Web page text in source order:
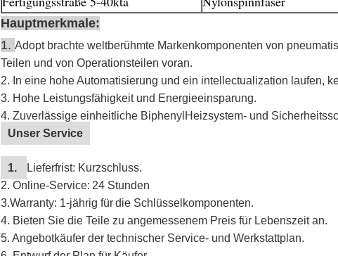
Hauptmerkmale:
1. Adopt brachte weltberühmte Markenkomponenten von
Teilen und von Operationsteilen voran.
2. In eine hohe Automatisierung und ein intellectualization laufen,
3. Hohe Leistungsfähigkeit und Energieeinsparung.
4. Zuverlässige einheitliche BiphenylHeizsystem- und
Unser Service
1.
Lieferfrist: Kurzschluss.
2. Online-Service: 24 Stunden
3.Warranty: 1-jährig fürdie Schlüsselkomponenten.
4. Bieten Sie die Teile zu angemessenem Preis für Lebenszeit an.
5. Angebotkäufer der technischer Service- und Werkstattplan.